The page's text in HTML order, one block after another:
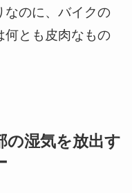
のに、バイクの
とも皮肉なもの
の湿気を放出す